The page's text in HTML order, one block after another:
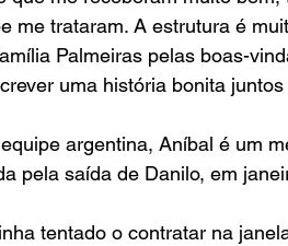
me trataram. A estrutura é
Palmeiras pelas boas-
uma história bonita
argentina, Aníbal é um
pela saída de Danilo, em
tentado o contratar na